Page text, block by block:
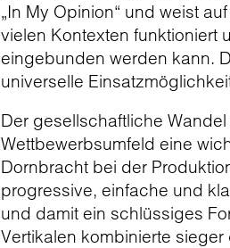
„In My Opinion“ und weist
vielen Kontexten funktioniert
eingebunden werden kann.
universelle
Der gesellschaftliche
Wettbewerbsumfeld eine
Dornbracht bei der
progressive, einfache und
und damit ein schlüssiges
Vertikalen kombinierte